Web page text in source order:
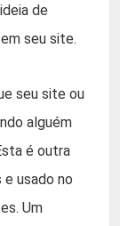
de
seu site.
seu site ou
alguém
é outra
usado no
Um